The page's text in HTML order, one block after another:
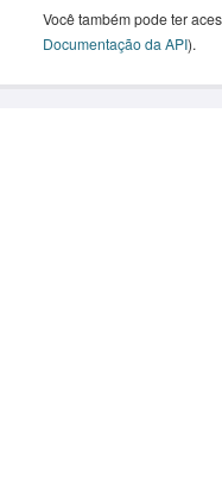
Você também pode ter
Documentação da API).